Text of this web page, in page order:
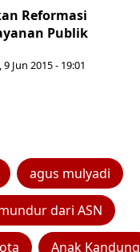
Reformasi
Publik
9 Jun 2015 - 19:01
agus mulyadi
dari ASN
Anak Kandung